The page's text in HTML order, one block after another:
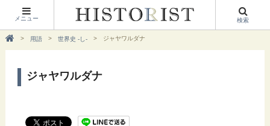
メニュー 検索
用語 世界史 -し- ジャヤワルダナ
ジャヤワルダナ